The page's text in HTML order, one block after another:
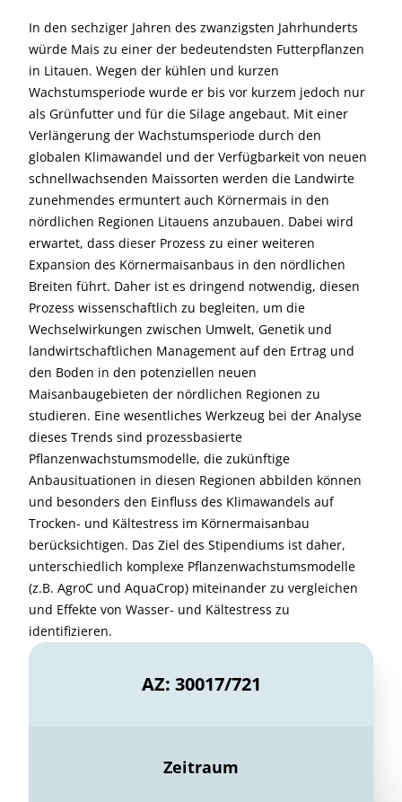
In den sechziger Jahren des zwanzigsten Jahrhunderts
würde Mais zu einer der bedeutendsten Futterpflanzen
in Litauen. Wegen der kühlen und kurzen
Wachstumsperiode wurde er bis vor kurzem jedoch nur
als Grünfutter und für die Silage angebaut. Mit einer
Verlängerung der Wachstumsperiode durch den
globalen Klimawandel und der Verfügbarkeit von neuen
schnellwachsenden Maissorten werden die Landwirte
zunehmendes ermuntert auch Körnermais in den
nördlichen Regionen Litauens anzubauen. Dabei wird
erwartet, dass dieser Prozess zu einer weiteren
Expansion des Körnermaisanbaus in den nördlichen
Breiten führt. Daher ist es dringend notwendig, diesen
Prozess wissenschaftlich zu begleiten, um die
Wechselwirkungen zwischen Umwelt, Genetik und
landwirtschaftlichen Management auf den Ertrag und
den Boden in den potenziellen neuen
Maisanbaugebieten der nördlichen Regionen zu
studieren. Eine wesentliches Werkzeug bei der Analyse
dieses Trends sind prozessbasierte
Pflanzenwachstumsmodelle, die zukünftige
Anbausituationen in diesen Regionen abbilden können
und besonders den Einfluss des Klimawandels auf
Trocken- und Kältestress im Körnermaisanbau
berücksichtigen. Das Ziel des Stipendiums ist daher,
unterschiedlich komplexe Pflanzenwachstumsmodelle
(z.B. AgroC und AquaCrop) miteinander zu vergleichen
und Effekte von Wasser- und Kältestress zu
identifizieren.
AZ: 30017/721
Zeitraum